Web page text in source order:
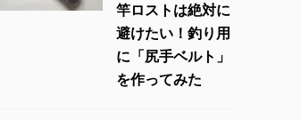
竿ロストは絶対に
避けたい！釣り用
に「尻手ベルト」
を作ってみた